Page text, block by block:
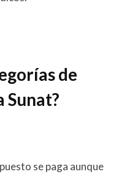
de
Sunat?
se paga aunque